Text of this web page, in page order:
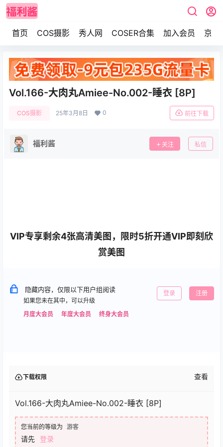
首页 COS摄影 秀人网 COSER合集 加入会员 京东
Vol.166-大肉丸Amiee-No.002-睡衣 [8P]
COS摄影 25年3月8日 0 前往下载
福利酱 关注 私信
VIP专享剩余4张高清美图，限时5折开通VIP即刻欣
赏美图
隐藏内容，仅限以下用户组阅读
如果您未在其中，可以升级
月度大会员
年度大会员 终身大会员
登录 注册
下载权限 查看
Vol.166-大肉丸Amiee-No.002-睡衣 [8P]
您当前的等级为 游客
请先 登录